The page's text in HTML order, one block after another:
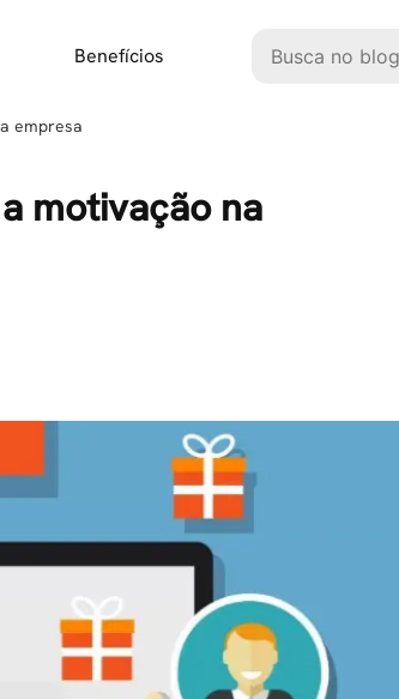
Benefícios
empresa
motivação na